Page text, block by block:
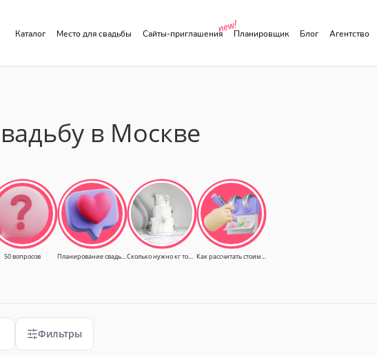
Каталог Место для свадьбы Сайты-приглашения Планировщик Блог Агентство
в Москве
50 вопросов Планирование свадьбы Сколько нужно кг торта Как рассчитать стоимость свадьбы
Фильтры